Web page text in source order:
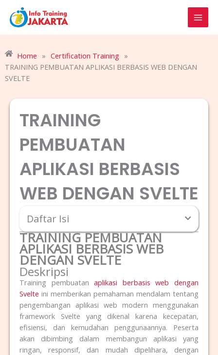
content
Home » Certification Training »
TRAINING PEMBUATAN APLIKASI BERBASIS WEB DENGAN
SVELTE
TRAINING
PEMBUATAN
APLIKASI BERBASIS
WEB DENGAN SVELTE
Daftar Isi
TRAINING PEMBUATAN
APLIKASI BERBASIS WEB
DENGAN SVELTE
Deskripsi
Training pembuatanaplikasi berbasis web dengan
Svelte ini memberikan pemahaman mendalam tentang
pengembangan aplikasi web modern menggunakan
framework Svelte yang dikenal karena kecepatan,
efisiensi, dan kemudahan penggunaannya. Peserta
akan dibimbing dalam membangun aplikasi yang
ringan, responsif, dan mudah dipelihara, dengan